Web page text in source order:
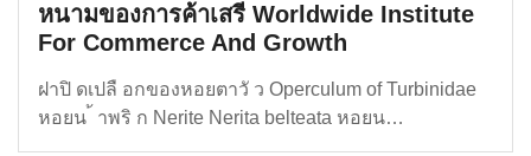
หนามของการค้าเสรี Worldwide Institute
For Commerce And Growth
ฝาปิ ดเปลื อกของหอยตาวั ว Operculum of Turbinidae
หอยน ้ าพริ ก Nerite Nerita belteata หอยน…